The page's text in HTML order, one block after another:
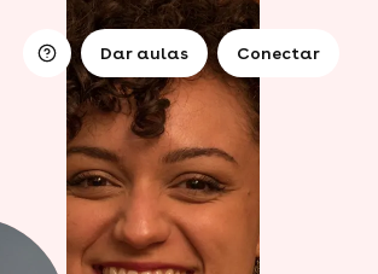
Dar aulas Conectar